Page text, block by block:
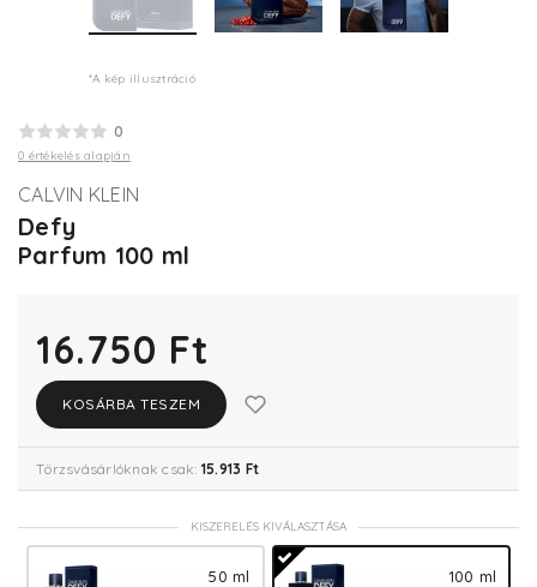
*A kép illusztráció
0
0 értékelés alapján
CALVIN KLEIN
Defy
Parfum 100 ml
16.750 Ft
KOSÁRBA TESZEM
Törzsvásárlóknak csak: 15.913 Ft
KISZERELÉS KIVÁLASZTÁSA
50 ml
100 ml